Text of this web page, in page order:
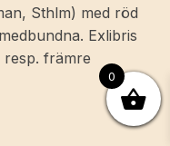
Sthlm) med röd
Exlibris
resp. främre
0